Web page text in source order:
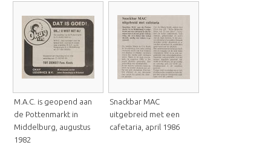
M.A.C. is geopend aan
de Pottenmarkt in
Middelburg, augustus
1982
Snackbar MAC
uitgebreid met een
cafetaria, april 1986